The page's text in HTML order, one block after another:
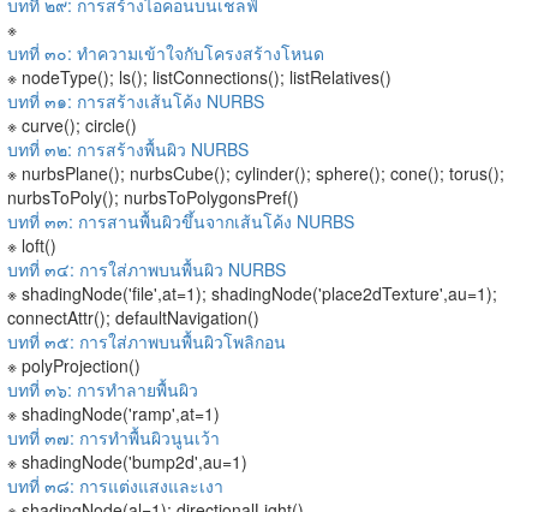
※
บทที่ ๓๐: ทำความเข้าใจกับโครงสร้างโหนด
※ nodeType(); ls(); listConnections(); listRelatives()
บทที่ ๓๑: การสร้างเส้นโค้ง NURBS
※ curve(); circle()
บทที่ ๓๒: การสร้างพื้นผิว NURBS
※ nurbsPlane(); nurbsCube(); cylinder(); sphere(); cone(); torus();
nurbsToPoly(); nurbsToPolygonsPref()
บทที่ ๓๓: การสานพื้นผิวขึ้นจากเส้นโค้ง NURBS
※ loft()
บทที่ ๓๔: การใส่ภาพบนพื้นผิว NURBS
※ shadingNode('file',at=1); shadingNode('place2dTexture',au=1);
connectAttr(); defaultNavigation()
บทที่ ๓๕: การใส่ภาพบนพื้นผิวโพลิกอน
※ polyProjection()
บทที่ ๓๖: การทำลายพื้นผิว
※ shadingNode('ramp',at=1)
บทที่ ๓๗: การทำพื้นผิวนูนเว้า
※ shadingNode('bump2d',au=1)
บทที่ ๓๘: การแต่งแสงและเงา